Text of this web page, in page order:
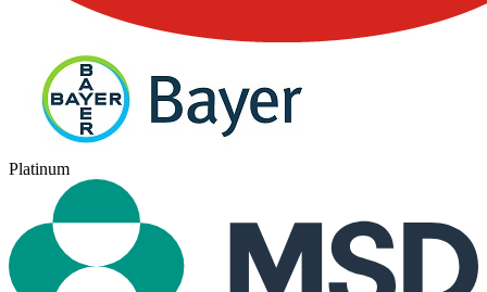
Platinum